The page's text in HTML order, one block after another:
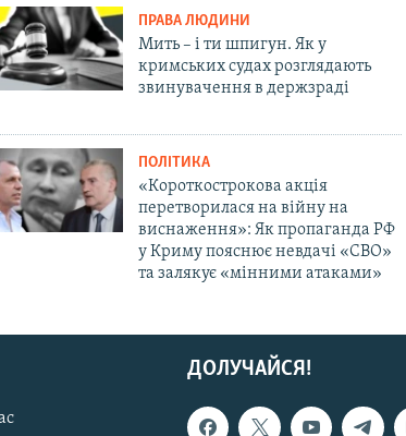
ПРАВА ЛЮДИНИ
Мить – і ти шпигун. Як у
кримських судах розглядають
звинувачення в держзраді
ПОЛІТИКА
«Короткострокова акція
перетворилася на війну на
виснаження»: Як пропаганда РФ
у Криму пояснює невдачі «СВО»
та залякує «мінними атаками»
ДОЛУЧАЙСЯ!